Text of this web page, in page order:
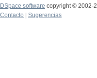
DSpace software copyright © 2002-
Contacto
Sugerencias